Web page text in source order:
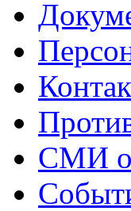
СМИ о